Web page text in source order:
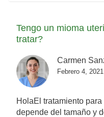
Tengo un mioma
tratar?
Carmen
Febrero 4, 2021
HolaEl tratamiento
depende del tamaño y